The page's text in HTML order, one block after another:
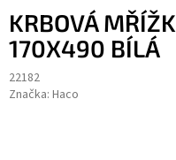
KRBOVÁ
170X490 BÍLÁ
22182
Značka: Haco